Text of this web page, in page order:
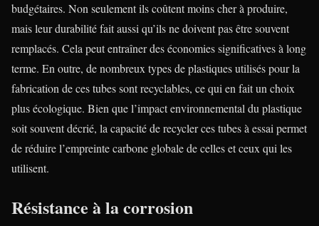
budgétaires. Non seulement ils coûtent moins cher à produire,
mais leur durabilité fait aussi qu’ils ne doivent pas être souvent
remplacés. Cela peut entraîner des économies significatives à long
terme. En outre, de nombreux types de plastiques utilisés pour la
fabrication de ces tubes sont recyclables, ce qui en fait un choix
plus écologique. Bien que l’impact environnemental du plastique
soit souvent décrié, la capacité de recycler ces tubes à essai permet
de réduire l’empreinte carbone globale de celles et ceux qui les
utilisent.
Résistance à la corrosion